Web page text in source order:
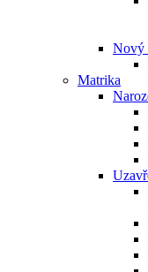
Nový
Matrika